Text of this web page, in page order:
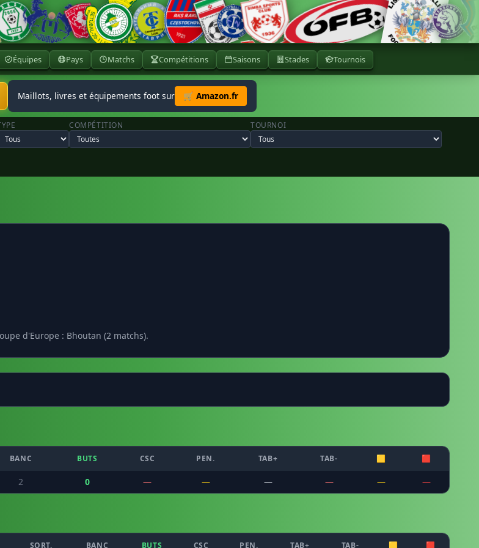
Équipes Pays Matchs Compétitions Saisons Stades Tournois
Maillots, livres et équipements foot sur 🛒 Amazon.fr
COMPÉTITION TOURNOI
d'Europe : Bhoutan (2 matchs).
BANC BUTS CSC PEN. TAB+ TAB- 🟨 🟥
2 0 — — — — — —
SORT. BANC BUTS CSC PEN. TAB+ TAB- 🟨 🟥